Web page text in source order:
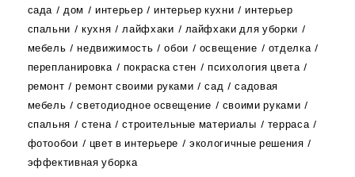
сада
дом интерьер интерьер кухни
интерьер
спальни
кухня лайфхаки
лайфхаки для уборки
мебель
недвижимость обои освещение
отделка
перепланировка
покраска стен
психология цвета
ремонт
ремонт своими руками сад
садовая
мебель
светодиодное освещение
своими руками
спальня
стена строительные материалы
терраса
фотообои
цвет в интерьере
экологичные решения
эффективная уборка